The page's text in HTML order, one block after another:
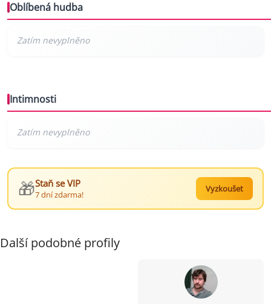
Oblíbená hudba
Intimnosti
🎁Staň se VIP
7 dní zdarma!
Vyzkoušet
Další podobné profily